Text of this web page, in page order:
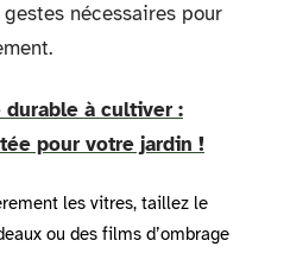
nécessaires pour
durable à cultiver :
pour votre jardin !
les vitres, taillez le
ou des films d’ombrage